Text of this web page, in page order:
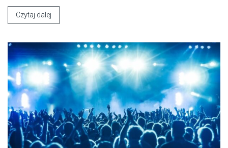
Czytaj dalej